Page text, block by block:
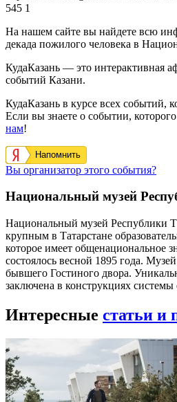
545 1
На нашем сайте вы найдете всю
декада пожилого человека в
КудаКазань — это интерактивная
событий Казани.
КудаКазань в курсе всех событий,
Если вы знаете о событии,
нам!
Напомнить
Вы организатор этого события?
Национальный музей
Национальный музей Республики
крупным в Татарстане
которое имеет общенациональное
состоялось весной 1895 года.
бывшего Гостиного двора.
заключена в конструкциях
Интересные статьи и